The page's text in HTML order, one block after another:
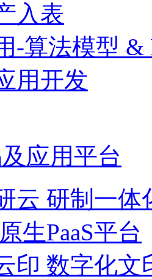
入表
-算法模型 &
用开发
应用平台
云 研制一
生PaaS平台
印 数字化文